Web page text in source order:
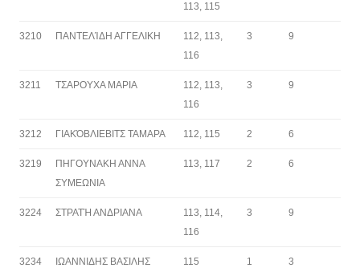
113, 115
3210 ΠΑΝΤΕΛΊΔΗ ΑΓΓΕΛΙΚΗ
112, 113,
116
3 9
3211 ΤΣΑΡΟΥΧΑ ΜΑΡΙΑ
112, 113,
116
3 9
3212 ΓΙΑΚΌΒΛΙΕΒΙΤΣ ΤΑΜΑΡΑ 112, 115 2 6
3219
ΠΗΓΟΥΝΑΚΗ ΑΝΝΑ
ΣΥΜΕΩΝΙΑ
113, 117 2 6
3224 ΣΤΡΑΤΉ ΑΝΔΡΙΑΝΑ
113, 114,
116
3 9
3234 ΙΩΑΝΝΙΔΗΣ ΒΑΣΙΛΗΣ 115 1 3